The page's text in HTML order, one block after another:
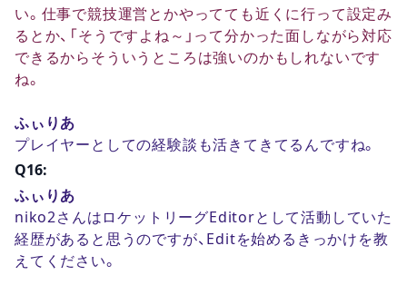
い。仕事で競技運営とかやってても近くに行って設定み
るとか、「そうですよね～」って分かった面しながら対応
できるからそういうところは強いのかもしれないです
ね。
ふぃりあ
プレイヤーとしての経験談も活きてきてるんですね。
Q16:
ふぃりあ
niko2さんはロケットリーグEditorとして活動していた
経歴があると思うのですが、Editを始めるきっかけを教
えてください。